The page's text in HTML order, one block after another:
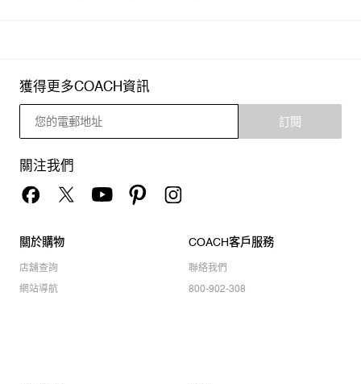
獲得更多COACH資訊
訂閱
關注我們
關於購物
店舖查詢
網站導航
COACH客戶服務
聯絡我們
800-902-308